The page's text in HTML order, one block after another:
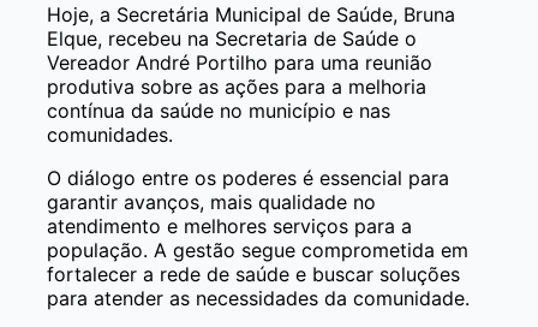
Hoje, a Secretária Municipal de Saúde, Bruna
Elque, recebeu na Secretaria de Saúde o
Vereador André Portilho para uma reunião
produtiva sobre as ações para a melhoria
contínua da saúde no município e nas
comunidades.
O diálogo entre os poderes é essencial para
garantir avanços, mais qualidade no
atendimento e melhores serviços para a
população. A gestão segue comprometida em
fortalecer a rede de saúde e buscar soluções
para atender as necessidades da comunidade.